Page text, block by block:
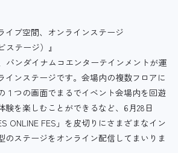
ブ空間、オンラインステージ
ステージ）』
バンダイナムコエンターテインメントが運
インステージです。会場内の複数フロアに
１つの画面でまるでイベント会場内を回遊
験を楽しむことができるなど、6月28日
ONLINE FES」を皮切りにさまざまなイン
のステージをオンライン配信してまいりま